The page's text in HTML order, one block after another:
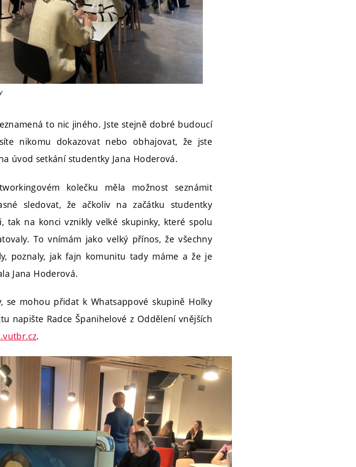
to nic jiného. Jste stejně dobré budoucí
nikomu dokazovat nebo obhajovat, že jste
úvod setkání studentky Jana Hoderová.
kolečku měla možnost seznámit
sledovat, že ačkoliv na začátku studentky
tak na konci vznikly velké skupinky, které spolu
To vnímám jako velký přínos, že všechny
poznaly, jak fajn komunitu tady máme a že je
Jana Hoderová.
se mohou přidat k Whatsappové skupině Holky
napište Radce Španihelové z Oddělení vnějších
.